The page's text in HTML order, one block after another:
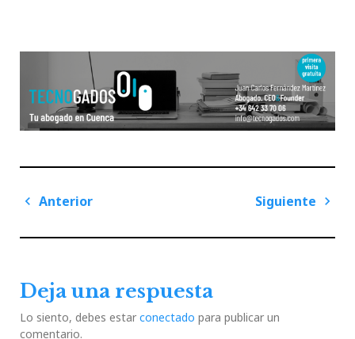
Navegación
entradas
Anterior
Siguiente
Deja una respuesta
Lo siento, debes estar conectado para publicar un
comentario.